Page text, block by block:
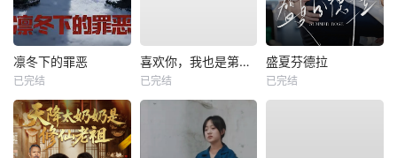
凛冬下的罪恶
已完结
喜欢你，我也是第一部
已完结
盛夏芬德拉
已完结